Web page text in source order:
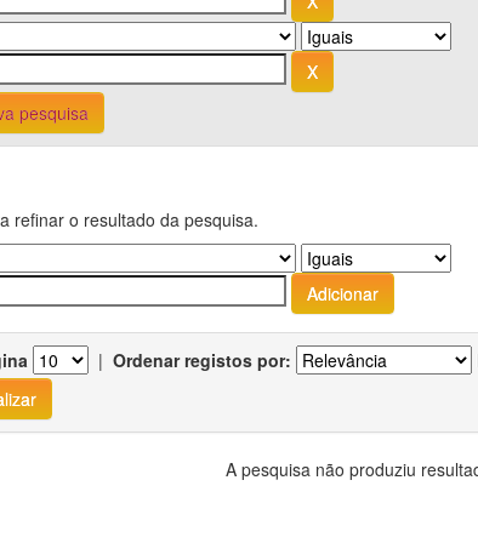
pesquisa
refinar o resultado da pesquisa.
| Ordenar registos por:
A pesquisa não produziu